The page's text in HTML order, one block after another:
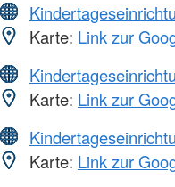
Karte: Link zur
Karte: Link zur
Karte: Link zur